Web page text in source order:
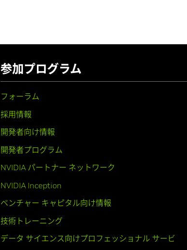
参加プログラム
フォーラム
採用情報
開発者向け情報
開発者プログラム
NVIDIA パートナー ネットワーク
NVIDIA Inception
ベンチャー キャピタル向け情報
技術トレーニング
データ サイエンス向けプロフェッショナル サービ